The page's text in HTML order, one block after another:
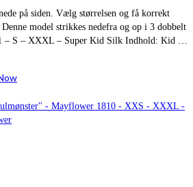
på siden. Vælg størrelsen og få korrekt
model strikkes nedefra og op i 3 dobbelt
– S – XXXL – Super Kid Silk Indhold: Kid …